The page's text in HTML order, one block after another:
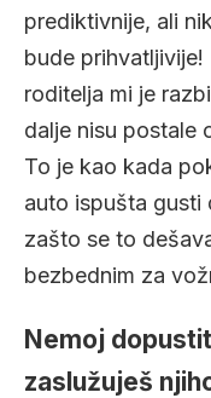
prediktivnije, ali
bude
roditelja mi je
dalje nisu postale
To je kao kada
auto ispušta gusti
zašto se to
bezbednim za
Nemoj
zaslužuješ